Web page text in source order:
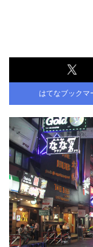
はてなブックマ